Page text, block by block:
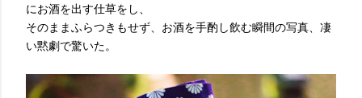
にお酒を出す仕草をし、
そのままふらつきもせず、お酒を手酌し飲む瞬間の写真、凄
い黙劇で驚いた。